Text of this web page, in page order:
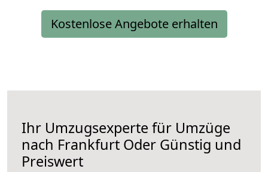
Kostenlose Angebote erhalten
Ihr Umzugsexperte für Umzüge
nach Frankfurt Oder Günstig und
Preiswert